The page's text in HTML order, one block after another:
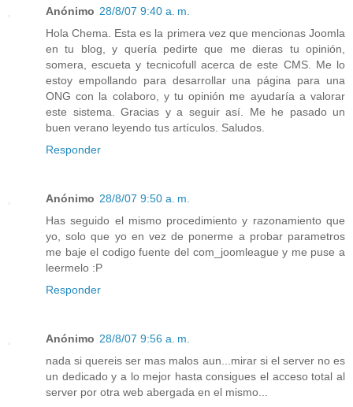
Anónimo 28/8/07 9:40 a. m.
Hola Chema. Esta es la primera vez que mencionas Joomla
en tu blog, y quería pedirte que me dieras tu opinión,
somera, escueta y tecnicofull acerca de este CMS. Me lo
estoy empollando para desarrollar una página para una
ONG con la colaboro, y tu opinión me ayudaría a valorar
este sistema. Gracias y a seguir así. Me he pasado un
buen verano leyendo tus artículos. Saludos.
Responder
Anónimo 28/8/07 9:50 a. m.
Has seguido el mismo procedimiento y razonamiento que
yo, solo que yo en vez de ponerme a probar parametros
me baje el codigo fuente del com_joomleague y me puse a
leermelo :P
Responder
Anónimo 28/8/07 9:56 a. m.
nada si quereis ser mas malos aun...mirar si el server no es
un dedicado y a lo mejor hasta consigues el acceso total al
server por otra web abergada en el mismo...